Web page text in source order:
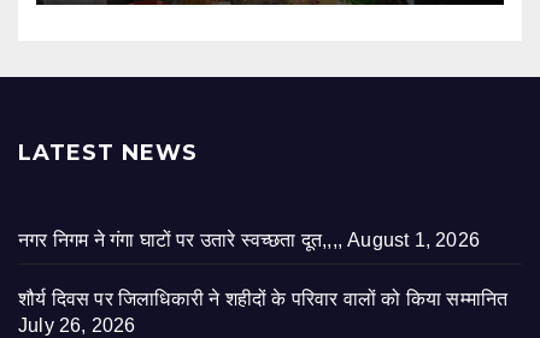
LATEST NEWS
नगर निगम ने गंगा घाटों पर उतारे स्वच्छता दूत,,,, August 1, 2026
शौर्य दिवस पर जिलाधिकारी ने शहीदों के परिवार वालों को किया सम्मानित
July 26, 2026